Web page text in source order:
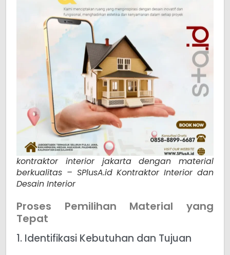
kontraktor interior jakarta dengan material
berkualitas – SPlusA.id Kontraktor Interior dan
Desain Interior
Proses Pemilihan Material yang
Tepat
1. Identifikasi Kebutuhan dan Tujuan